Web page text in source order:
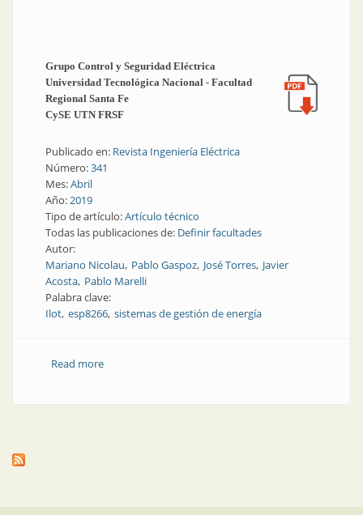
Grupo Control y Seguridad Eléctrica
Universidad Tecnológica Nacional - Facultad
Regional Santa Fe
CySE UTN FRSF
Publicado en: Revista Ingeniería Eléctrica
Número:341
Mes:Abril
Año:2019
Tipo de artículo:Artículo técnico
Todas las publicaciones de: Definir facultades
Autor:
Mariano Nicolau Pablo Gaspoz José Torres Javier
Acosta Pablo Marelli
Palabra clave:
Ilot esp8266 sistemas de gestión de energía
Read moreabout Eficiencia energética | Diseño de nodos de